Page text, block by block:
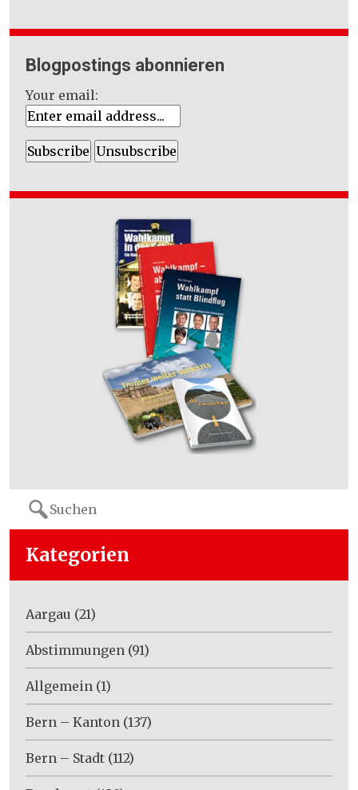
Blogpostings abonnieren
Your email:
Search
for:
Kategorien
Aargau (21)
Abstimmungen (91)
Allgemein (1)
Bern – Kanton (137)
Bern – Stadt (112)